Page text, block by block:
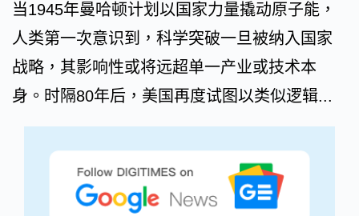
当1945年曼哈顿计划以国家力量撬动原子能，
人类第一次意识到，科学突破一旦被纳入国家
战略，其影响性或将远超单一产业或技术本
身。时隔80年后，美国再度试图以类似逻辑...